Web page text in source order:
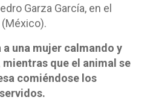
Garza García, en el
una mujer calmando y
que el animal se
comiéndose los